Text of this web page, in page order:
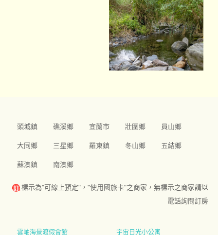
頭城鎮 礁溪鄉 宜蘭市 壯圍鄉 員山鄉
大同鄉 三星鄉 羅東鎮 冬山鄉 五結鄉
蘇澳鎮 南澳鄉
標示為"可線上預定"，"使用國旅卡"之商家，無標示之商家請以
電話詢問訂房
雲岫海景渡假會館
宇宙日光小公寓